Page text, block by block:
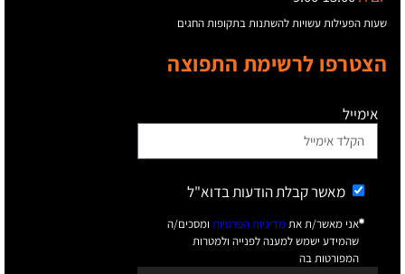
שעות הפעילות עשויות להשתנות בתקופות החגים
הצטרפו לרשימת התפוצה
אימייל
מאשר קבלת הודעות בדוא"ל
אני מאשר/ת אתמדיניות הפרטיות ומסכים/ה
שהמידע ישמש למענה לפנייה ולמטרות
המפורטות בה